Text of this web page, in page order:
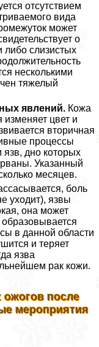
отсутствием
вида
может
о
либо слизистых
несколькими
тяжелый
явлений. Кожа
изменяет цвет и
вторичная
процессы
дно которых
Указанный
месяцев.
боль
уходит), язвы
она может
в данной области
и теряет
язва
paк кожи.
после
мероприятия